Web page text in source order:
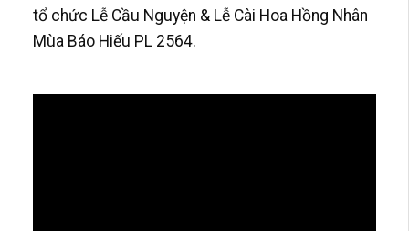
tổ chức Lễ Cầu Nguyện & Lễ Cài Hoa Hồng Nhân
Mùa Báo Hiếu PL 2564.